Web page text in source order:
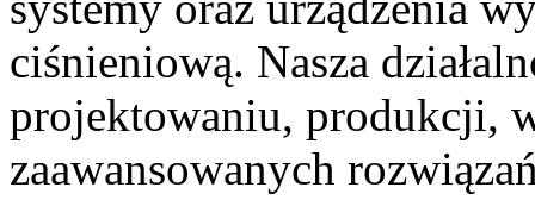
ciśnieniową. Nasza
projektowaniu, produkcji,
zaawansowanych